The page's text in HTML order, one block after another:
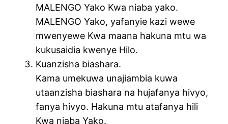
MALENGO Yako Kwa niaba yako.
MALENGO Yako, yafanyie kazi wewe
mwenyewe Kwa maana hakuna mtu wa
kukusaidia kwenye Hilo.
Kuanzisha biashara.
Kama umekuwa unajiambia kuwa
utaanzisha biashara na hujafanya hivyo,
fanya hivyo. Hakuna mtu atafanya hili
Kwa niaba Yako.